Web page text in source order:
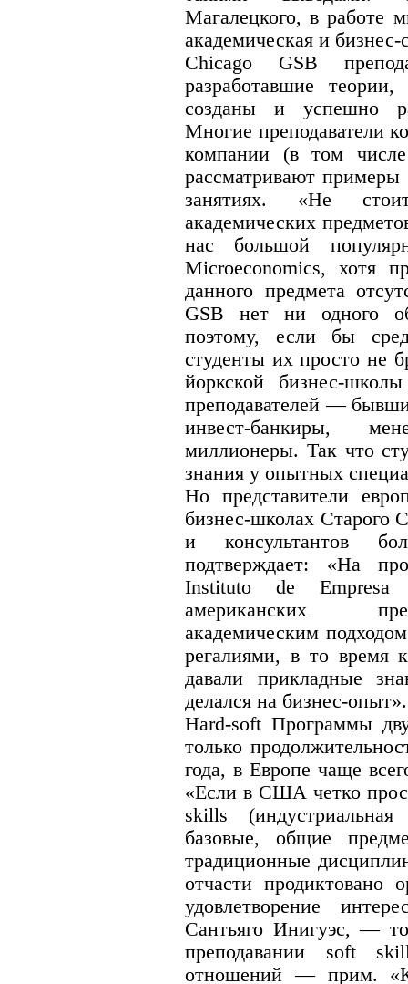
Магалецкого, в работе
академическая и
Chicago GSB
разработавшие
созданы и успешно
Многие преподаватели
компании (в том
рассматривают
занятиях. «Не
академических
нас большой
Microeconomics, хотя
данного предмета
GSB нет ни одного
поэтому, если бы
студенты их просто не
йоркской бизнес-
преподавателей —
инвест-банкиры,
миллионеры. Так что
знания у опытных
Но представители
бизнес-школах Старого
и консультантов
подтверждает: «На
Instituto de Empresa
американских
академическим
регалиями, в то время
давали прикладные
делался на бизнес-опыт».
Hard-soft Программы
только
года, в Европе чаще
«Если в США четко
skills
базовые, общие
традиционные
отчасти продиктовано
удовлетворение
Сантьяго Инигуэс, —
преподавании soft
отношений — прим.